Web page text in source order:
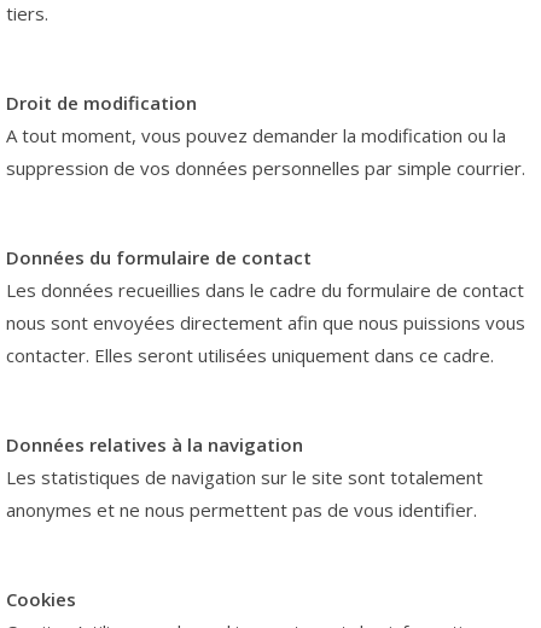
tiers.
Droit de modification
A tout moment, vous pouvez demander la modification ou la
suppression de vos données personnelles par simple courrier.
Données du formulaire de contact
Les données recueillies dans le cadre du formulaire de contact
nous sont envoyées directement afin que nous puissions vous
contacter. Elles seront utilisées uniquement dans ce cadre.
Données relatives à la navigation
Les statistiques de navigation sur le site sont totalement
anonymes et ne nous permettent pas de vous identifier.
Cookies